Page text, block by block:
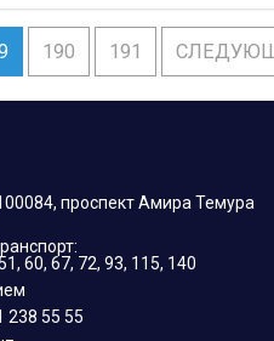
190 191
проспект Амира Темура
60, 67, 72, 93, 115, 140
238 55 55